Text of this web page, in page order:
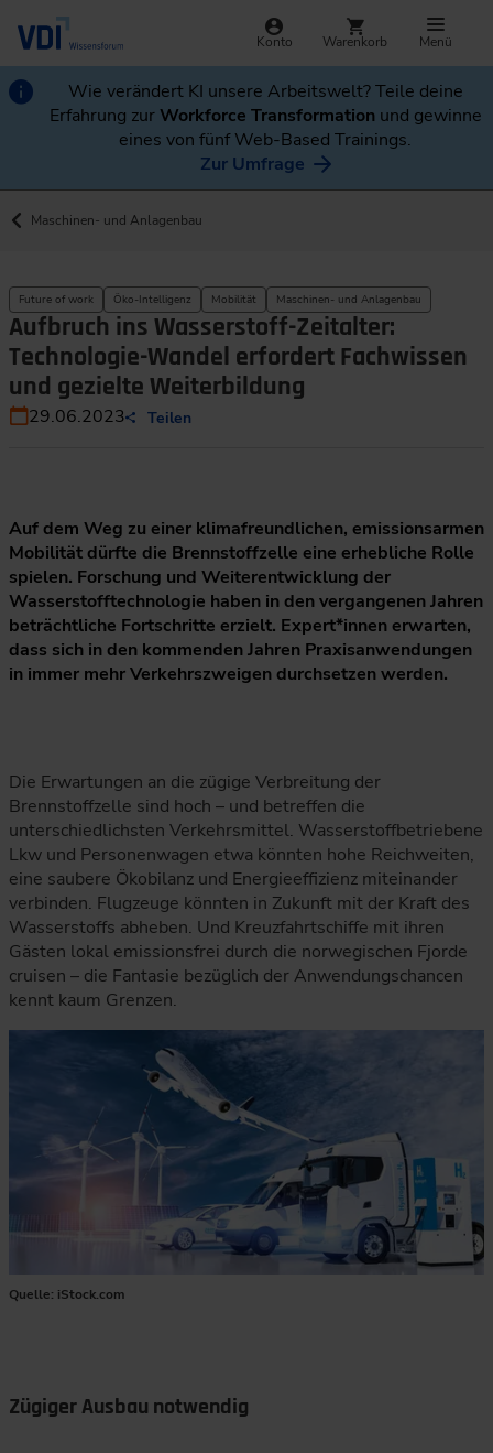
Konto Warenkorb Menü
Wie verändert KI unsere Arbeitswelt? Teile deine
Erfahrung zurWorkforce Transformation und gewinne
eines von fünf Web-Based Trainings.
Zur Umfrage
Maschinen- und Anlagenbau
Future of work Öko-Intelligenz Mobilität Maschinen- und Anlagenbau
Aufbruch ins Wasserstoff-Zeitalter:
Technologie-Wandel erfordert Fachwissen
und gezielte Weiterbildung
29.06.2023 Teilen
Auf dem Weg zu einer klimafreundlichen, emissionsarmen
Mobilität dürfte die Brennstoffzelle eine erhebliche Rolle
spielen. Forschung und Weiterentwicklung der
Wasserstofftechnologie haben in den vergangenen Jahren
beträchtliche Fortschritte erzielt. Expert*innen erwarten,
dass sich in den kommenden Jahren Praxisanwendungen
in immer mehr Verkehrszweigen durchsetzen werden.
Quelle: iStock.com
Die Erwartungen an die zügige Verbreitung der
Brennstoffzelle sind hoch – und betreffen die
unterschiedlichsten Verkehrsmittel. Wasserstoffbetriebene
Lkw und Personenwagen etwa könnten hohe Reichweiten,
eine saubere Ökobilanz und Energieeffizienz miteinander
verbinden. Flugzeuge könnten in Zukunft mit der Kraft des
Wasserstoffs abheben. Und Kreuzfahrtschiffe mit ihren
Gästen lokal emissionsfrei durch die norwegischen Fjorde
cruisen – die Fantasie bezüglich der Anwendungschancen
kennt kaum Grenzen.
Zügiger Ausbau notwendig